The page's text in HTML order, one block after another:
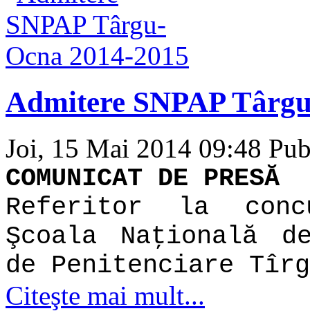
Admitere SNPAP
Joi, 15 Mai 2014 09:48
COMUNICAT DE PRESĂ
Referitor la
Şcoala Naţională
de Penitenciare
Citeşte mai mult...